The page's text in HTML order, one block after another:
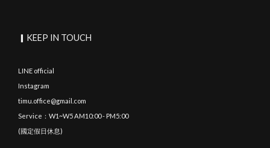
▎KEEP IN TOUCH
LINE official
Instagram
timu.office@gmail.com
Service：W1~W5 AM10:00 - PM5:00
(國定假日休息)